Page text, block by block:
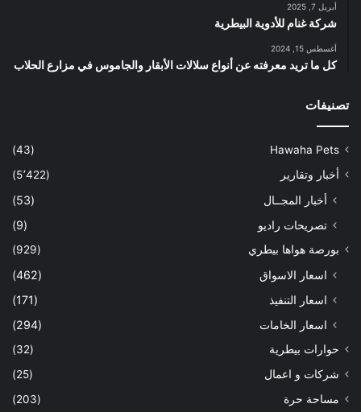
أبريل 7, 2025
شركة غنام للأدوية البيطرية
أغسطس 15, 2024
كل ما تريد معرفته عن أنواع سلالات الأبقار والجاموس في مزارع الحلاب
تصنيفات
Hawaha Pets
(43)
أخبار وتقارير
(5٬422)
أخبار المجــال
(53)
تصريحات راديو
(9)
بورصة هواها بيطري (929)
اسعار الاسواق
(462)
اسعار التنفيذ
(171)
اسعار الخامات
(294)
حوارات بيطرية
(32)
شركات و اعمال
(25)
مساحة حرة
(203)